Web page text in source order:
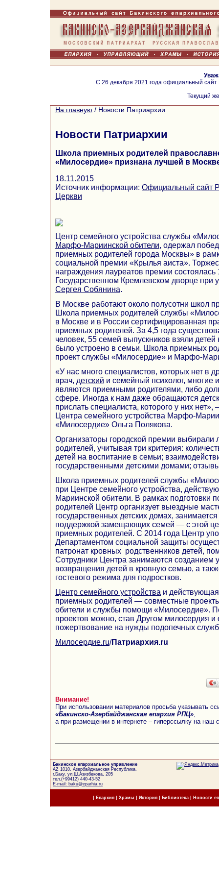
С 26 декабря 2021 года официальный
Текущий
На главную / Новости Патриархии
Новости Патриархии
Школа приемных родителей
«Милосердие» признана лучшей в
18.11.2015
Источник информации: Официальный сайт
Церкви
Центр семейного устройства службы
Марфо-Мариинской обители, одержал
приемных родителей города Москвы» в
социальной премии «Крылья аиста».
награждения лауреатов премии состоялась
Государственном Кремлевском дворце при
Сергея Собянина.
В Москве работают около полусотни школ
Школа приемных родителей службы
в Москве и в России сертифицированная
приемных родителей. За 4,5 года
человек, 55 семей выпускников взяли
было устроено в семьи. Школа приемных
проект службы «Милосердие» и Марфо-
«У нас много специалистов, которых нет в
врач, детский и семейный психолог, многие
являются приемными родителями, либо
сфере. Иногда к нам даже обращаются
прислать специалиста, которого у них нет»,
Центра семейного устройства Марфо-
«Милосердие» Ольга Полякова.
Организаторы городской премии
родителей, учитывая три критерия:
детей на воспитание в семьи;
государственными детскими домами;
Школа приемных родителей службы
при Центре семейного устройства,
Мариинской обители. В рамках подготовки
родителей Центр организует выездные
государственных детских домах,
поддержкой замещающих семей — с этой
приемных родителей. С 2014 года Центр
Департаментом социальной защиты
патронат кровных родственников детей,
Сотрудники Центра занимаются созданием
возвращения детей в кровную семью, а
гостевого режима для подростков.
Центр семейного устройства и
приемных родителей — совместные
обители и службы помощи «Милосердие».
проектов можно, став Другом милосердия и
пожертвование на нужды подопечных
Милосердие.ru/Патриархия.ru
Внимание!
При использовании материалов просьба указывать
«Бакинско-Азербайджанская епархия РПЦ»
а при размещении в интернете – гиперссылку на наш
Бакинское епархиальное управление
AZ 1010, Азербайджанская Республика,
г.Баку, ул.Ш.Азизбекова, 205
тел.(+99412) 440-43-52
E-mail: baku@eparhia.ru
Епархия| Храмы История| Библиотека Новости